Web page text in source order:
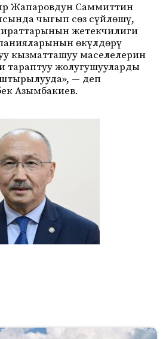
Жапаровдун Саммиттин
чыгып сөз сүйлөшү,
жетекчилиги
өкүлдөрү
кызматташуу маселелерин
тараптуу жолугушууларды
— деп
Азымбакиев.